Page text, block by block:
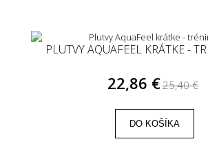
PLUTVY AQUAFEEL KRÁTKE -
22,86 €25,40 €
DO KOŠÍKA